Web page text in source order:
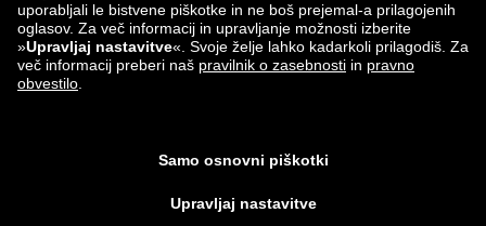
Najdeš nas lahko
tudi na
*V primerjavi s priporočeno maloprodajno ceno.